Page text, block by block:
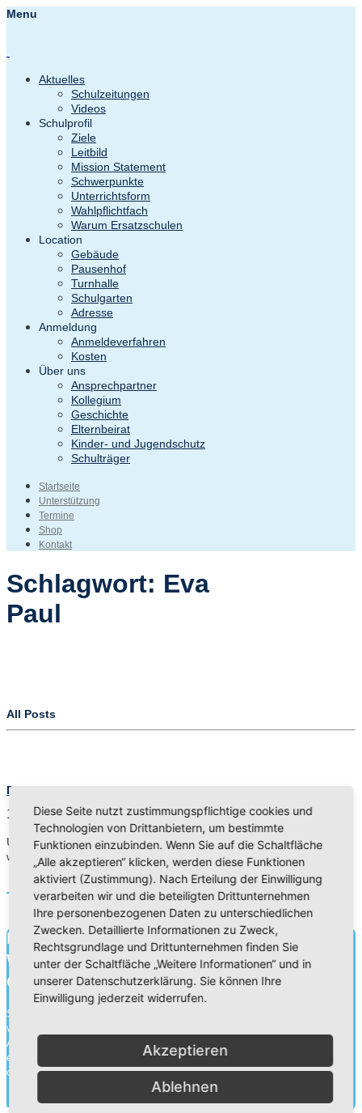
Menu
Aktuelles
Schulzeitungen
Videos
Schulprofil
Ziele
Leitbild
Mission Statement
Schwerpunkte
Unterrichtsform
Wahlpflichtfach
Warum Ersatzschulen
Location
Gebäude
Pausenhof
Turnhalle
Schulgarten
Adresse
Anmeldung
Anmeldeverfahren
Kosten
Über uns
Ansprechpartner
Kollegium
Geschichte
Elternbeirat
Kinder- und Jugendschutz
Schulträger
Startseite
Unterstützung
Termine
Shop
Kontakt
Schlagwort: Eva
Paul
All Posts
Das virtuelle Elisa-Schulorchester
19. Mrz 21
Unser Schulorchester war auch im Lockdown nicht untätig und weil
wir nicht zusammenkommen konnten, w…
Read More
Bildung für heute.
Wissen für morgen.
Charakter für die Ewigkeit.
Schule ist mehr als Wissensvermittlung. Durch die Zusammenarbeit
von Schülern, Lehrern und Eltern gehen wir an unseren
Adventistischen Bekenntnisschulen eine Erziehungspartnerschaft
ein. Neben der Wissensvermittlung legen wir ebenso Wert auf die
charakterliche Entwick...
Mehr herausfinden
Diese Seite nutzt zustimmungspflichtige cookies und
Technologien von Drittanbietern, um bestimmte
Funktionen einzubinden. Wenn Sie auf die Schaltfläche
„Alle akzeptieren“ klicken, werden diese Funktionen
aktiviert (Zustimmung). Nach Erteilung der Einwilligung
verarbeiten wir und die beteiligten Drittunternehmen
Ihre personenbezogenen Daten zu unterschiedlichen
Zwecken. Detaillierte Informationen zu Zweck,
Rechtsgrundlage und Drittunternehmen finden Sie
unter der Schaltfläche „Weitere Informationen“ und in
unserer Datenschutzerklärung. Sie können Ihre
Einwilligung jederzeit widerrufen.
Akzeptieren
Ablehnen